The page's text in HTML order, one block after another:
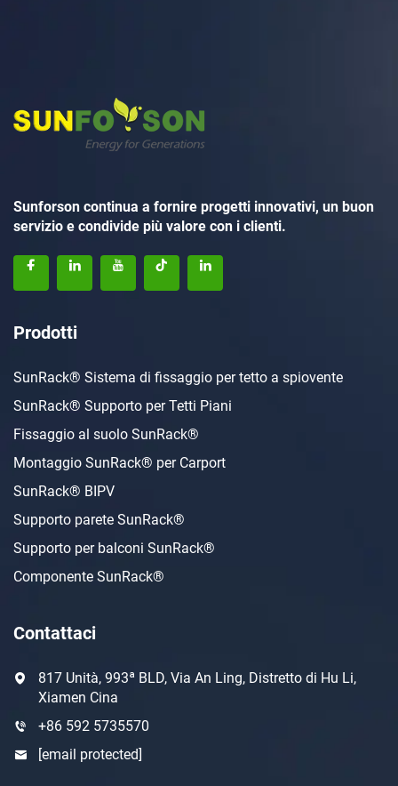
Sunforson continua a fornire progetti innovativi, un buon
servizio e condivide più valore con i clienti.
Prodotti
SunRack® Sistema di fissaggio per tetto a spiovente
SunRack® Supporto per Tetti Piani
Fissaggio al suolo SunRack®
Montaggio SunRack® per Carport
SunRack® BIPV
Supporto parete SunRack®
Supporto per balconi SunRack®
Componente SunRack®
Contattaci
817 Unità, 993ª BLD, Via An Ling, Distretto di Hu Li,
Xiamen Cina
+86 592 5735570
[email protected]